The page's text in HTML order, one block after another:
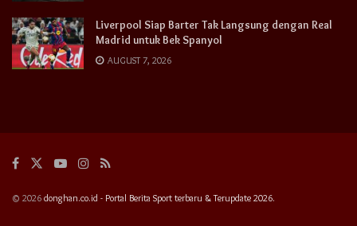
Liverpool Siap Barter Tak Langsung dengan Real
Madrid untuk Bek Spanyol
AUGUST 7, 2026
© 2026 donghan.co.id - Portal Berita Sport terbaru & Terupdate 2026.